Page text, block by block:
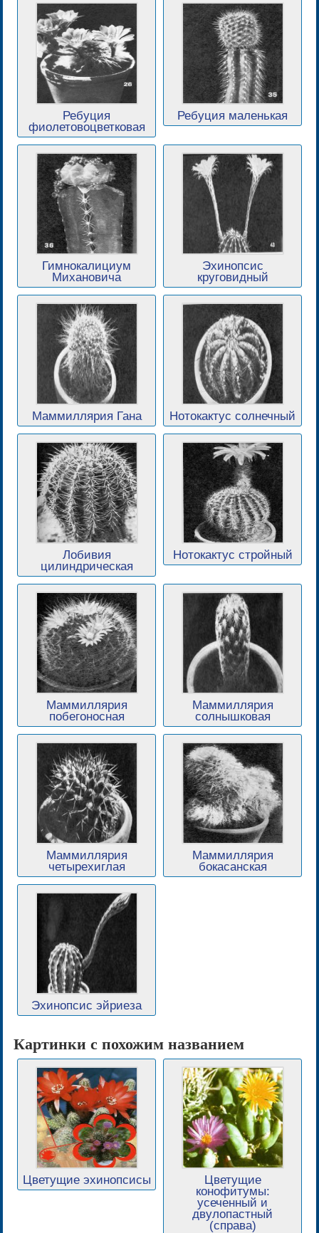
Ребуция
фиолетовоцветковая
Ребуция маленькая
Гимнокалициум
Михановича
Эхинопсис
круговидный
Маммиллярия Гана Нотокактус солнечный
Лобивия
цилиндрическая
Нотокактус стройный
Маммиллярия
побегоносная
Маммиллярия
солнышковая
Маммиллярия
четырехиглая
Маммиллярия
бокасанская
Эхинопсис эйриеза
Картинки с похожим названием
Цветущие эхинопсисы
Цветущие
конофитумы:
усеченный и
двулопастный
(справа)